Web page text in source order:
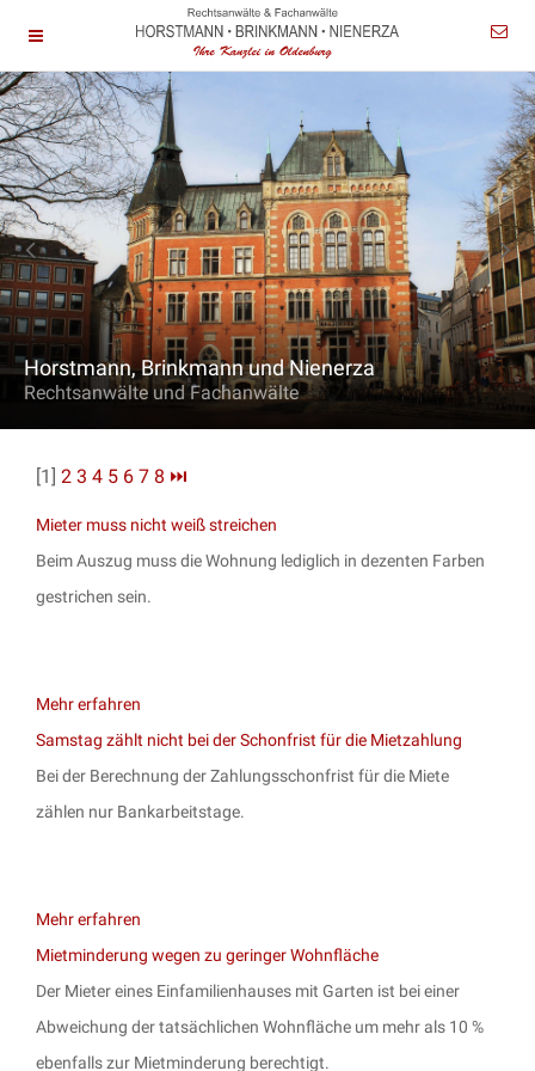
Horstmann, Brinkmann und Nienerza
Rechtsanwälte und Fachanwälte
[1] 2 3 4 5 6 7 8 ⏭
Mieter muss nicht weiß streichen
Beim Auszug muss die Wohnung lediglich in dezenten Farben
gestrichen sein.
Mehr erfahren
Samstag zählt nicht bei der Schonfrist für die Mietzahlung
Bei der Berechnung der Zahlungsschonfrist für die Miete
zählen nur Bankarbeitstage.
Mehr erfahren
Mietminderung wegen zu geringer Wohnfläche
Der Mieter eines Einfamilienhauses mit Garten ist bei einer
Abweichung der tatsächlichen Wohnfläche um mehr als 10 %
ebenfalls zur Mietminderung berechtigt.